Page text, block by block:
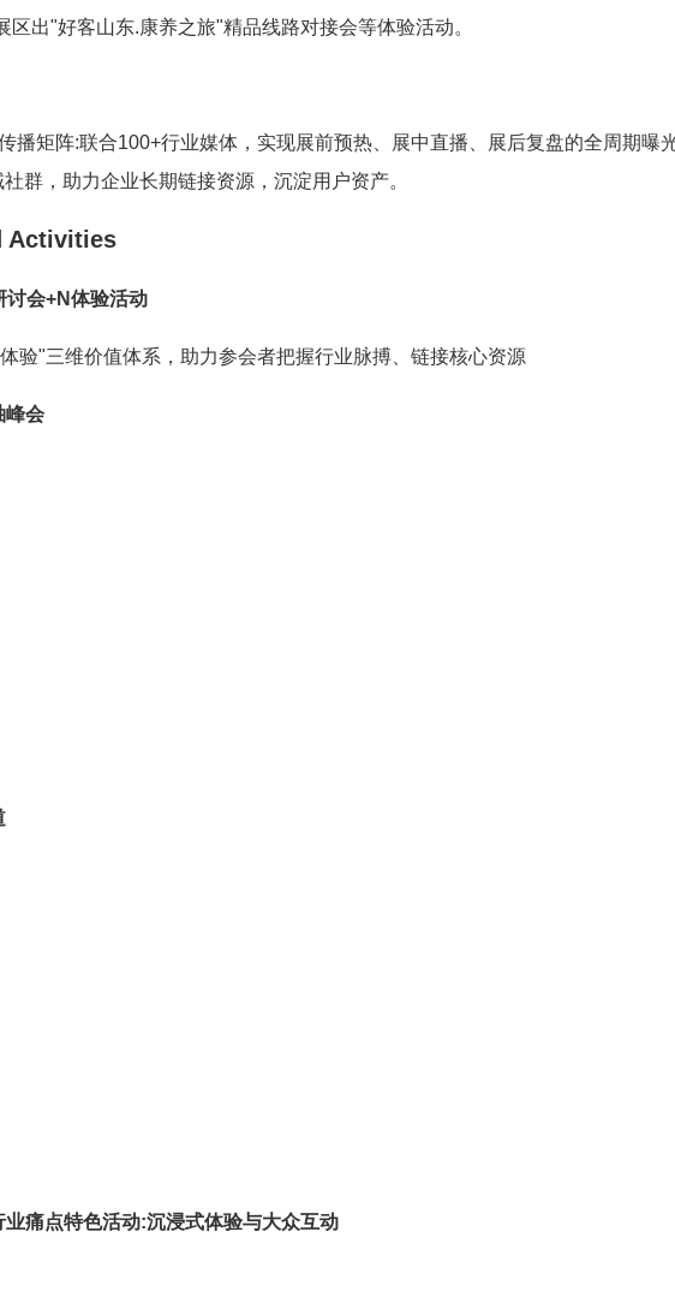
出"好客山东.康养之旅"精品线路对接会等体验活动。
播矩阵:联合100+行业媒体，实现展前预热、展中直播、展后复盘的全周期曝光
群，助力企业长期链接资源，沉淀用户资产。
Activities
讨会+N体验活动
验"三维价值体系，助力参会者把握行业脉搏、链接核心资源
峰会
痛点特色活动:沉浸式体验与大众互动